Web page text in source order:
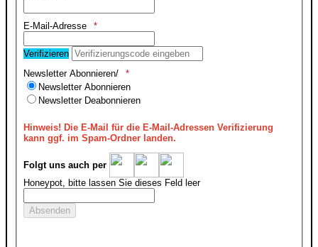
E-Mail-Adresse
Verifizieren
Newsletter Abonnieren/
Newsletter Abonnieren
Newsletter Deabonnieren
Hinweis! Die E-Mail für die E-Mail-Adressen Verifizierung
kann ggf. im Spam-Ordner landen.
Folgt uns auch per
Honeypot, bitte lassen Sie dieses Feld leer